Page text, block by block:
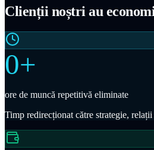
Clienții noștri au
0+
ore de muncă repetitivă eliminate
Timp redirecționat către strategie,